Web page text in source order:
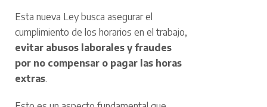
Esta nueva Ley busca asegurar el
cumplimiento de los horarios en el trabajo,
evitar abusos laborales y fraudes
por no compensar o pagar las horas
extras.